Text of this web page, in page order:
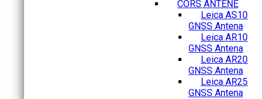
CORS ANTENE
Leica AS10
GNSS Antena
Leica AR10
GNSS Antena
Leica AR20
GNSS Antena
Leica AR25
GNSS Antena